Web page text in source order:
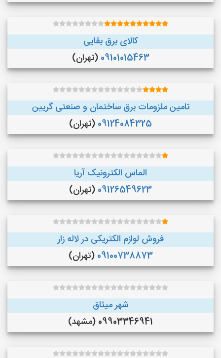
کالای برق بقایی
09101015463 (تهران)
تامین ملزومات برق ساختمان و صنعتی گریین
09124084325 (تهران)
الماس الکترونیک آریا
09126549623 (تهران)
فروش لوازم الکتریکی در لاله زار
09100738873 (تهران)
شهر میثاق
09903346941 (مشهد)